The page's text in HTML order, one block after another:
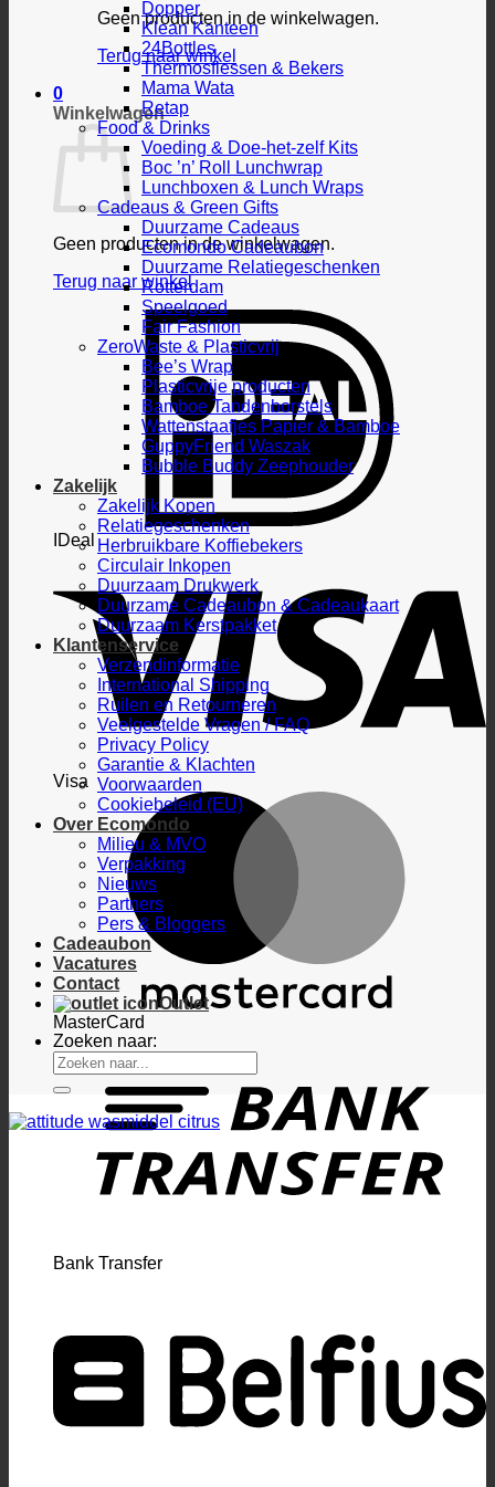
Geen producten in de winkelwagen.
Terug naar winkel
0
Winkelwagen
Geen producten in de winkelwagen.
Terug naar winkel
IDeal
Visa
MasterCard
Bank Transfer
Dopper
Klean Kanteen
24Bottles
Thermosflessen & Bekers
Mama Wata
Retap
Food & Drinks
Voeding & Doe-het-zelf Kits
Boc ’n’ Roll Lunchwrap
Lunchboxen & Lunch Wraps
Cadeaus & Green Gifts
Duurzame Cadeaus
Ecomondo Cadeaubon
Duurzame Relatiegeschenken
Rotterdam
Speelgoed
Fair Fashion
ZeroWaste & Plasticvrij
Bee’s Wrap
Plasticvrije producten
Bamboe Tandenborstels
Wattenstaafjes Papier & Bamboe
GuppyFriend Waszak
Bubble Buddy Zeephouder
Zakelijk
Zakelijk Kopen
Relatiegeschenken
Herbruikbare Koffiebekers
Circulair Inkopen
Duurzaam Drukwerk
Duurzame Cadeaubon & Cadeaukaart
Duurzaam Kerstpakket
Klantenservice
Verzendinformatie
International Shipping
Ruilen en Retourneren
Veelgestelde Vragen / FAQ
Privacy Policy
Garantie & Klachten
Voorwaarden
Cookiebeleid (EU)
Over Ecomondo
Milieu & MVO
Verpakking
Nieuws
Partners
Pers & Bloggers
Cadeaubon
Vacatures
Contact
Outlet
Zoeken naar: